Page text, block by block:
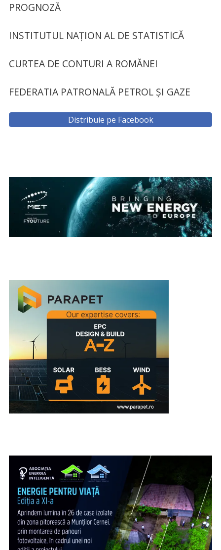
PROGNOZĂ
INSTITUTUL NAȚION AL DE STATISTlCĂ
CURTEA DE CONTURI A ROMĂNEI
FEDERATIA PATRONALĂ PETROL ȘI GAZE
Distribuie pe Facebook